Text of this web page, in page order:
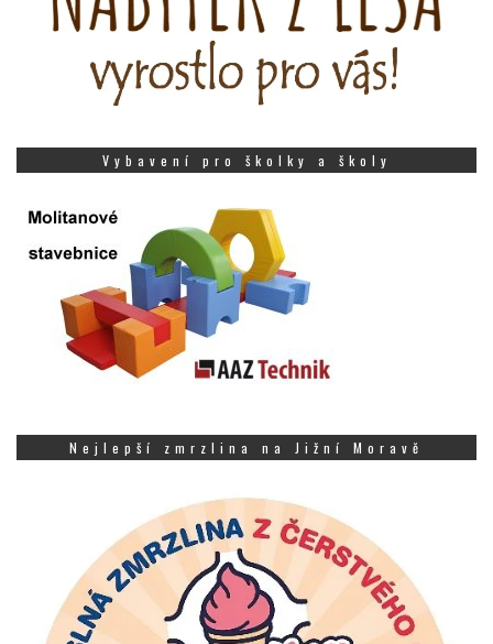
Vybavení pro školky a školy
Nejlepší zmrzlina na Jižní Moravě